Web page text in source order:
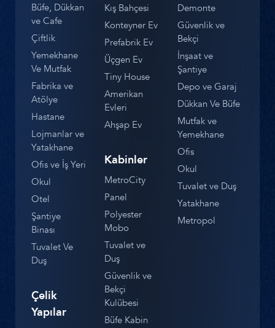
Büfe, Dükkan
ve Cafe
Çiftlik
Yemekhane
Ve Mutfak
Fabrika ve
Atölye
Hastane
Lojmanlar ve
Yatakhane
Ofis ve İş Yeri
Okul
Otel
Şantiye
Binası
Tuvalet Ve
Duş
Çelik
Yapılar
Kış Bahçesi
Konteyner Ev
Prefabrik Ev
Üçgen Ev
Tiny House
Amerikan
Evleri
Ahşap Ev
Kabinler
MetroCity
Panel
Polyester
Mobo
Tuvalet ve
Duş
Güvenlik ve
Bekçi
Kulübesi
Büfe Kabin
Demonte
Güvenlik ve
Bekçi
İnşaat ve
Şantiye
Depo ve Garaj
Dükkan Ve Büfe
Mutfak ve
Yemekhane
Ofis
Okul
Tuvalet ve Duş
Yatakhane
Metropol